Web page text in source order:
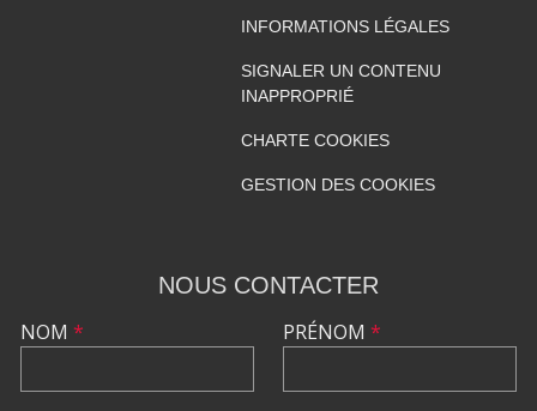
INFORMATIONS LÉGALES
SIGNALER UN CONTENU
INAPPROPRIÉ
CHARTE COOKIES
GESTION DES COOKIES
NOUS CONTACTER
NOM * PRÉNOM *